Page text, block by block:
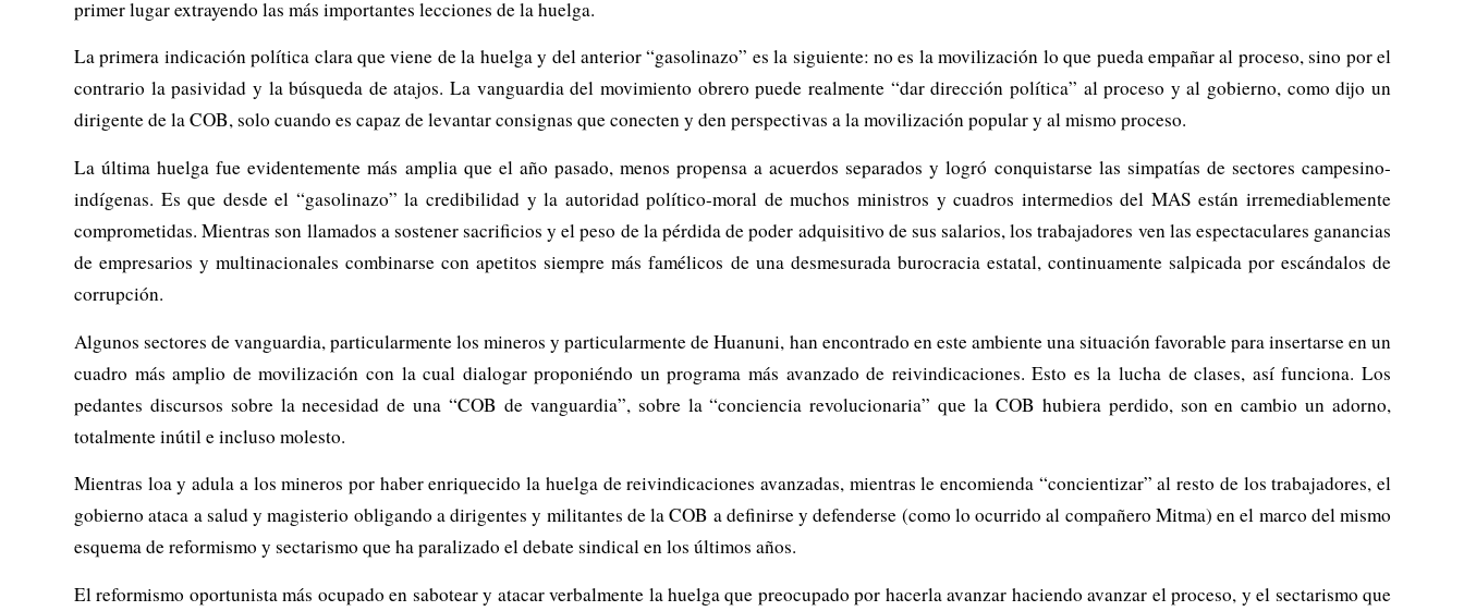
primer lugar extrayendo las más importantes lecciones de la huelga.
La primera indicación política clara que viene de la huelga y del anterior “gasolinazo” es la siguiente: no es la movilización lo que pueda empañar al proceso, sino por el
contrario la pasividad y la búsqueda de atajos. La vanguardia del movimiento obrero puede realmente “dar dirección política” al proceso y al gobierno, como dijo un
dirigente de la COB, solo cuando es capaz de levantar consignas que conecten y den perspectivas a la movilización popular y al mismo proceso.
La última huelga fue evidentemente más amplia que el año pasado, menos propensa a acuerdos separados y logró conquistarse las simpatías de sectores campesino-
indígenas. Es que desde el “gasolinazo” la credibilidad y la autoridad político-moral de muchos ministros y cuadros intermedios del MAS están irremediablemente
comprometidas. Mientras son llamados a sostener sacrificios y el peso de la pérdida de poder adquisitivo de sus salarios, los trabajadores ven las espectaculares ganancias
de empresarios y multinacionales combinarse con apetitos siempre más famélicos de una desmesurada burocracia estatal, continuamente salpicada por escándalos de
corrupción.
Algunos sectores de vanguardia, particularmente los mineros y particularmente de Huanuni, han encontrado en este ambiente una situación favorable para insertarse en un
cuadro más amplio de movilización con la cual dialogar proponiéndo un programa más avanzado de reivindicaciones. Esto es la lucha de clases, así funciona. Los
pedantes discursos sobre la necesidad de una “COB de vanguardia”, sobre la “conciencia revolucionaria” que la COB hubiera perdido, son en cambio un adorno,
totalmente inútil e incluso molesto.
Mientras loa y adula a los mineros por haber enriquecido la huelga de reivindicaciones avanzadas, mientras le encomienda “concientizar” al resto de los trabajadores, el
gobierno ataca a salud y magisterio obligando a dirigentes y militantes de la COB a definirse y defenderse (como lo ocurrido al compañero Mitma) en el marco del mismo
esquema de reformismo y sectarismo que ha paralizado el debate sindical en los últimos años.
El reformismo oportunista más ocupado en sabotear y atacar verbalmente la huelga que preocupado por hacerla avanzar haciendo avanzar el proceso, y el sectarismo que